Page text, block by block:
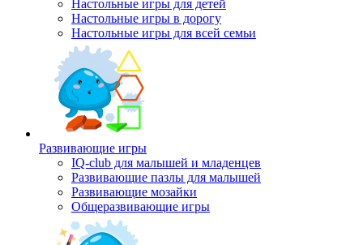
Настольные игры для детей
Настольные игры в дорогу
Настольные игры для всей семьи
Развивающие игры
IQ-club для малышей и младенцев
Развивающие пазлы для малышей
Развивающие мозайки
Общеразвивающие игры